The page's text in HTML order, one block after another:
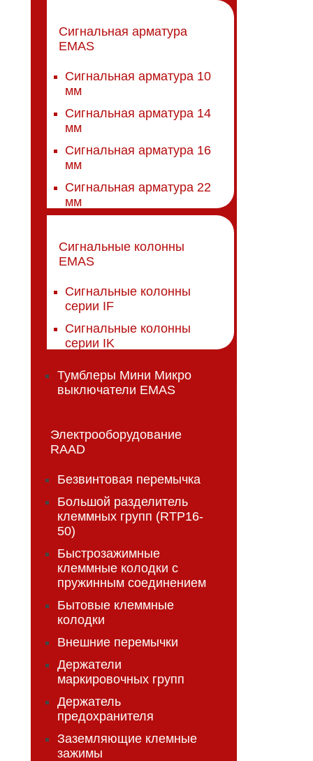
Сигнальная арматура
EMAS
Сигнальная арматура 10
мм
Сигнальная арматура 14
мм
Сигнальная арматура 16
мм
Сигнальная арматура 22
мм
Сигнальные колонны
EMAS
Сигнальные колонны
серии IF
Сигнальные колонны
серии IK
Тумблеры Мини Микро
выключатели EMAS
Электрооборудование
RAAD
Безвинтовая перемычка
Большой разделитель
клеммных групп (RTP16-
50)
Быстрозажимные
клеммные колодки с
пружинным соединением
Бытовые клеммные
колодки
Внешние перемычки
Держатели
маркировочных групп
Держатель
предохранителя
Заземляющие клемные
зажимы